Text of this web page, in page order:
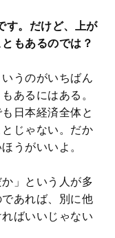
す。だけど、上が
もあるのでは？
うのがいちばん
あるにはある。
日本経済全体と
じゃない。だか
うがいいよ。
」という人が多
あれば、別に他
ばいいじゃない